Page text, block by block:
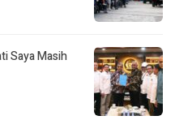
Saya Masih